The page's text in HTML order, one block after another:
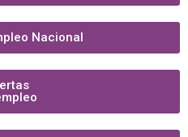
Nacional